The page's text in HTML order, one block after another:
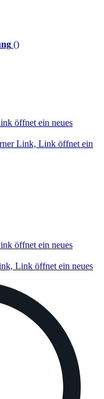
()
öffnet ein neues
Link, Link öffnet ein
öffnet ein neues
Link öffnet ein neues